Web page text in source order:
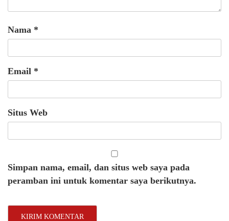
Nama *
Email *
Situs Web
Simpan nama, email, dan situs web saya pada
peramban ini untuk komentar saya berikutnya.